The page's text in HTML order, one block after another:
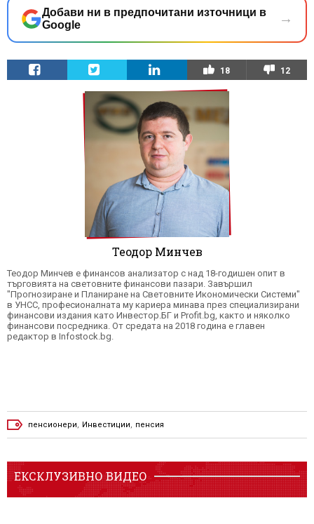
Добави ни в предпочитани източници в
Google
→
18 12
Теодор Минчев
Теодор Mинчeв e финансов анализатор с над 18-годишен опит в
търговията на световните финансови пазари. Завършил
"Прогнозиране и Планиране на Световните Икономически Системи"
в УНСС, професионалната му кариера минава през специализирани
финансови издания като Инвестор.БГ и Profit.bg, както и няколко
финансови посредника. От средата на 2018 година е главен
редактор в Infostock.bg.
пенсионери, Инвестиции, пенсия
ЕКСКЛУЗИВНО ВИДЕО